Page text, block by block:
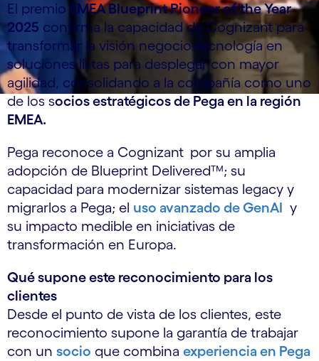
El premio EMEA Blueprint Pioneer of the Year
2025 confirma la capacidad de Cognizant para
transformar la visión negocio‑tecnología en
soluciones listas para desplegar con mayor
agilidad, consolidando a la compañía como uno
de los socios estratégicos de Pega en la región
EMEA.
Pega reconoce a Cognizant por su amplia
adopción de Blueprint Delivered™; su
capacidad para modernizar sistemas legacy y
migrarlos a Pega; el uso avanzado de GenAI y
su impacto medible en iniciativas de
transformación en Europa.
Qué supone este reconocimiento para los
clientes
Desde el punto de vista de los clientes, este
reconocimiento supone la garantía de trabajar
con un socio que combina experiencia en Pega